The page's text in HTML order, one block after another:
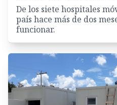
De los siete hospitales
país hace más de dos
funcionar.